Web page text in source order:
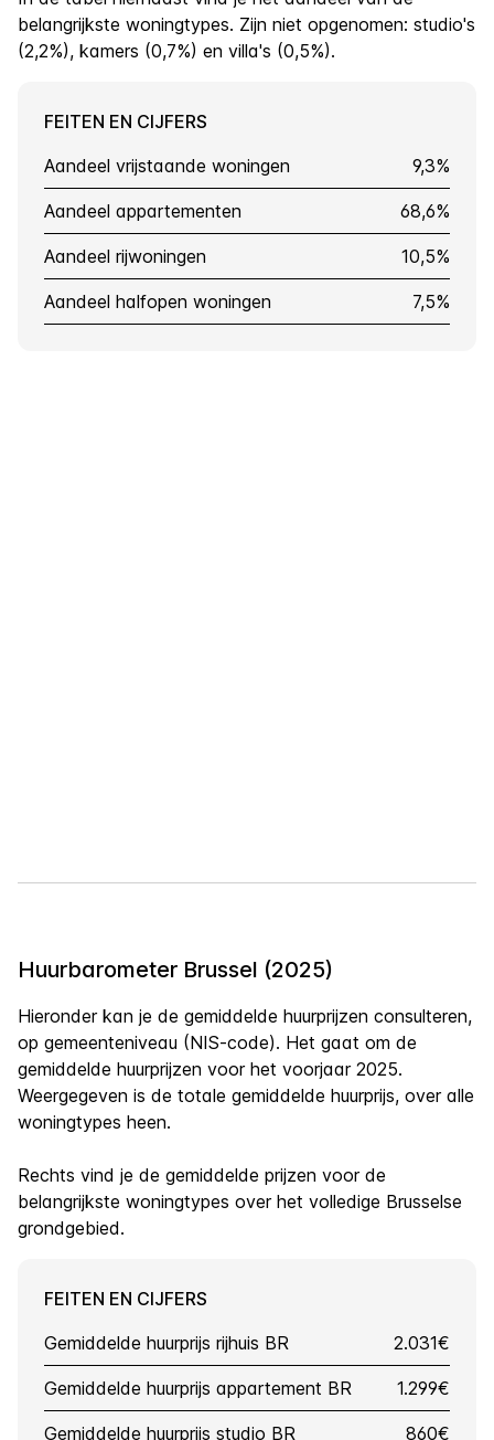
belangrijkste woningtypes. Zijn niet opgenomen: studio's
(2,2%), kamers (0,7%) en villa's (0,5%).
FEITEN EN CIJFERS
Aandeel vrijstaande woningen
9,3%
Aandeel appartementen 68,6%
Aandeel rijwoningen 10,5%
Aandeel halfopen woningen 7,5%
Huurbarometer Brussel (2025)
Hieronder kan je de gemiddelde huurprijzen consulteren,
op gemeenteniveau (NIS-code). Het gaat om de
gemiddelde huurprijzen voor het voorjaar 2025.
Weergegeven is de totale gemiddelde huurprijs, over alle
woningtypes heen.
Rechts vind je de gemiddelde prijzen voor de
belangrijkste woningtypes over het volledige Brusselse
grondgebied.
FEITEN EN CIJFERS
Gemiddelde huurprijs rijhuis BR
2.031€
Gemiddelde huurprijs appartement BR 1.299€
Gemiddelde huurprijs studio BR 860€